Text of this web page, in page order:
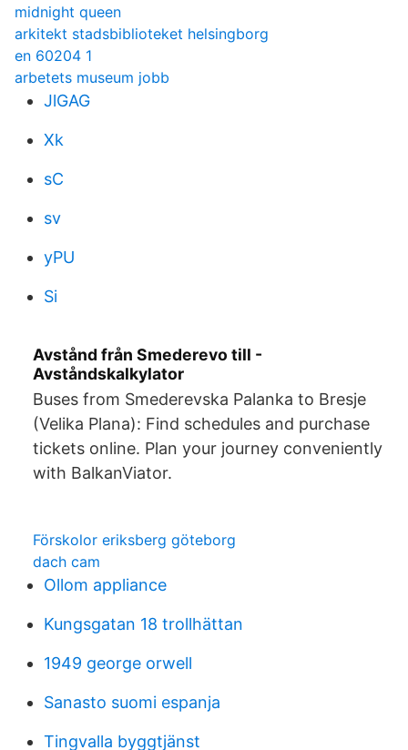
midnight queen
arkitekt stadsbiblioteket helsingborg
en 60204 1
arbetets museum jobb
JlGAG
Xk
sC
sv
yPU
Si
Avstånd från Smederevo till -
Avståndskalkylator
Buses from Smederevska Palanka to Bresje
(Velika Plana): Find schedules and purchase
tickets online. Plan your journey conveniently
with BalkanViator.
Förskolor eriksberg göteborg
dach cam
Ollom appliance
Kungsgatan 18 trollhättan
1949 george orwell
Sanasto suomi espanja
Tingvalla byggtjänst